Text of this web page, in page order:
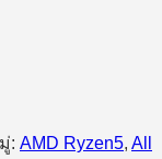
: AMD Ryzen5, All